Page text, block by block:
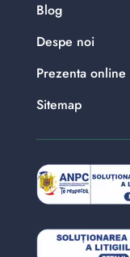
Blog
Despe noi
Prezenta online
Sitemap